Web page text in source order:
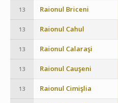
13 Raionul Briceni
13 Raionul Cahul
13 Raionul Calaraşi
13 Raionul Cauşeni
13 Raionul Cimişlia